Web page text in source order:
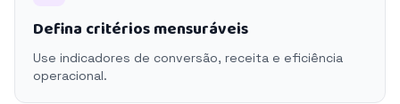
Defina critérios mensuráveis
Use indicadores de conversão, receita e eficiência
operacional.